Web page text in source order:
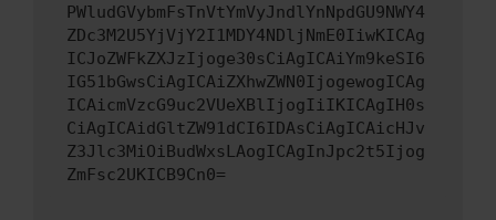
PWludGVybmFsTnVtYmVyJndlYnNpdGU9NWY4
ZDc3M2U5YjVjY2I1MDY4NDljNmE0IiwKICAg
ICJoZWFkZXJzIjoge30sCiAgICAiYm9keSI6
IG51bGwsCiAgICAiZXhwZWN0IjogewogICAg
ICAicmVzcG9uc2VUeXBlIjogIiIKICAgIH0s
CiAgICAidGltZW91dCI6IDAsCiAgICAicHJv
Z3Jlc3MiOiBudWxsLAogICAgInJpc2t5Ijog
ZmFsc2UKICB9Cn0=